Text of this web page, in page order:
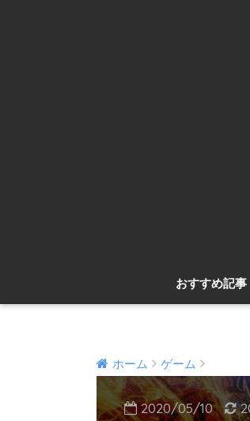
おすすめ記事
ホーム ゲーム
2020/05/10